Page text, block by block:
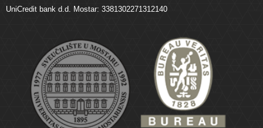
UniCredit bank d.d. Mostar: 3381302271312140